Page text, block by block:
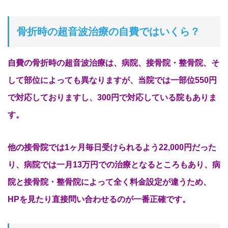
骨折時の超音波治療の自費ではいくら？
自費の骨折時の超音波治療は、病院、接骨院・整骨院、そ
して部位によっても異なりますが、当院では一部位550円
で対応しておりますし、300円で対応している院もありま
す。
他の接骨院では1ヶ月毎日受けられるよう22,000円だった
り、病院では一月13万円での治療となるところもあり、病
院と接骨院・整骨院によって全く料金設定が違うため、
HPを見たり直接問い合わせるのが一番正確です。